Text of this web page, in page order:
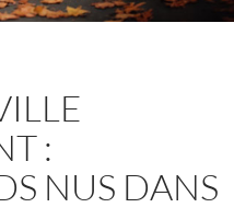
:
NUS DANS